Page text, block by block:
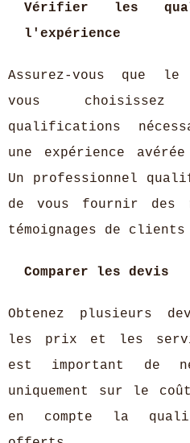
Vérifier les
l'expérience
Assurez-vous que
vous
qualifications
une expérience
Un professionnel
de vous fournir des
témoignages de
Comparer les devis
Obtenez plusieurs
les prix et les
est important de
uniquement sur le
en compte la